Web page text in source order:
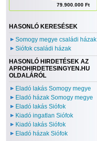
79.900.000 Ft
HASONLÓ KERESÉSEK
Somogy megye családi házak
Siófok családi házak
HASONLÓ HIRDETÉSEK AZ
APROHIRDETESINGYEN.HU
OLDALÁRÓL
Eladó lakás Somogy megye
Eladó házak Somogy megye
Eladó lakás Siófok
Kiadó ingatlan Siófok
Kiadó lakás Siófok
Eladó házak Siófok